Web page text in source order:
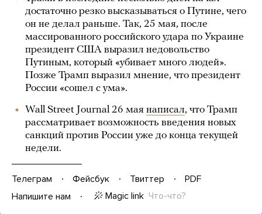
достаточно резко высказываться о Путине, чего
он не делал раньше. Так, 25 мая, после
массированного российского удара по Украине
президент США выразил недовольство
Путиным, который «убивает много людей».
Позже Трамп выразил мнение, что президент
России «сошел с ума».
Wall Street Journal 26 мая написал, что Трамп
рассматривает возможность введения новых
санкций против России уже до конца текущей
недели.
Телеграм Фейсбук Твиттер
PDF
Напишите нам
Magic link Что-что?